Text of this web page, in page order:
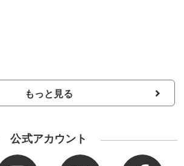
もっと見る
公式アカウント